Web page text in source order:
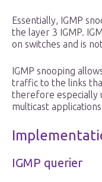
Essentially, IGMP
the layer 3 IGMP.
on switches and is
IGMP snooping
traffic to the links
therefore especially
multicast applications
IGMP querier